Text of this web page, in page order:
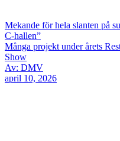
Mekande för hela slanten på
C-hallen”
Många projekt under årets
Show
Av: DMV
april 10, 2026